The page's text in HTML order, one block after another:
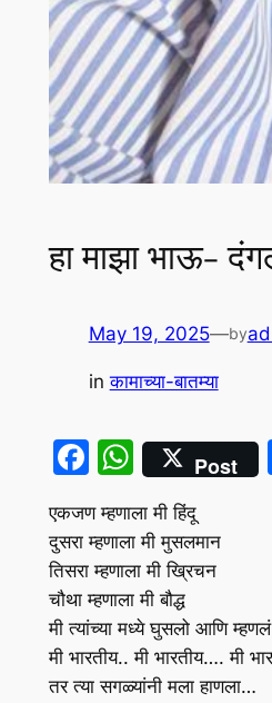
हा माझा भाऊ-
May 19, 2025—by
inकामाच्या-बातम्या
Facebook
Post
एकजण म्हणाला मी हिंदू
दुसरा म्हणाला मी मुसलमान
तिसरा म्हणाला मी ख्रिचन
चौथा म्हणाला मी बौद्ध
मी त्यांच्या मध्ये घुसलो आणि म्हणलं
मी भारतीय.. मी भारतीय…. मी
तर त्या सगळ्यांनी मला हाणला…